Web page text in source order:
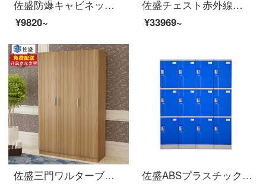
佐盛防爆キャビネット警器備蓄キャビネット対テロ装備キャビネット安保器材備蓄箱1600*1200*400
¥9820~
佐盛チェスト赤外線バーコードロッカーの整理コードショッピングモールのスマートキャビネットのパスワードは、オンラインの指紋ロッカー12ドアの顔の識別結果グリーンです。
¥33969~
佐盛三門ワルターブルック木質ワルターブルブ従業員箪笥現代簡単箪笥浅い胡桃色
佐盛ABSプラスチックワルドラックジム防水ロッカー学生カバンロッカー従業員更衣室青色620*390*500